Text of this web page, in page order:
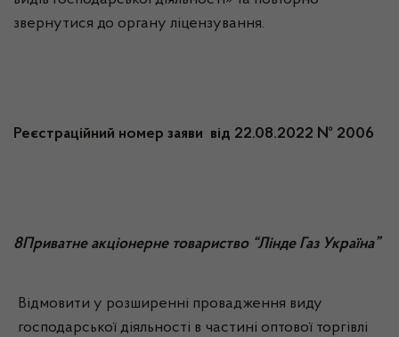
звернутися до органу ліцензування.
Реєстраційний номер заяви від 22.08.2022 № 2006
8Приватне акціонерне товариство “Лінде Газ Україна”
Відмовити у розширенні провадження виду
господарської діяльності в частині оптової торгівлі